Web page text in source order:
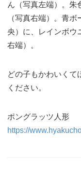
ん（写真左端）。朱
（写真右端）。青
央）に、レインボウ
右端）。
どの子もかわいく
ください。
ポングラッツ人形
https://